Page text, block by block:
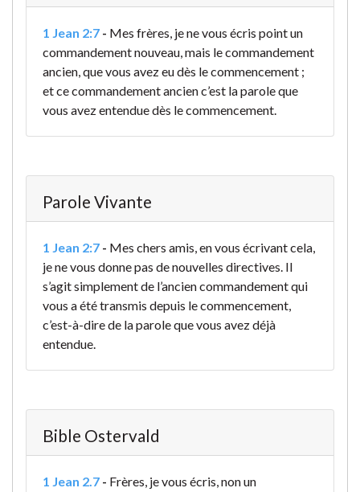
1 Jean 2:7 - Mes frères, je ne vous écris point un
commandement nouveau, mais le commandement
ancien, que vous avez eu dès le commencement ;
et ce commandement ancien c’est la parole que
vous avez entendue dès le commencement.
Parole Vivante
1 Jean 2:7 - Mes chers amis, en vous écrivant cela,
je ne vous donne pas de nouvelles directives. Il
s’agit simplement de l’ancien commandement qui
vous a été transmis depuis le commencement,
c’est-à-dire de la parole que vous avez déjà
entendue.
Bible Ostervald
1 Jean 2.7 - Frères, je vous écris, non un